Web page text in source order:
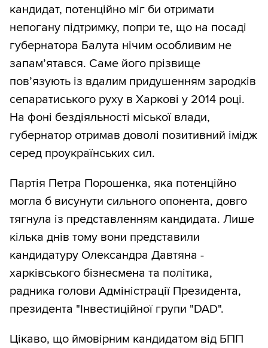
кандидат, потенційно міг би отримати
непогану підтримку, попри те, що на посаді
губернатора Балута нічим особливим не
запам’ятався. Саме його прізвище
пов’язують із вдалим придушенням зародків
сепаратиського руху в Харкові у 2014 році.
На фоні бездіяльності міської влади,
губернатор отримав доволі позитивний імідж
серед проукраїнських сил.
Партія Петра Порошенка, яка потенційно
могла б висунути сильного опонента, довго
тягнула із представленням кандидата. Лише
кілька днів тому вони представили
кандидатуру Олександра Давтяна -
харківського бізнесмена та політика,
радника голови Адміністрації Президента,
президента "Інвестиційної групи "DAD".
Цікаво, що ймовірним кандидатом від БПП